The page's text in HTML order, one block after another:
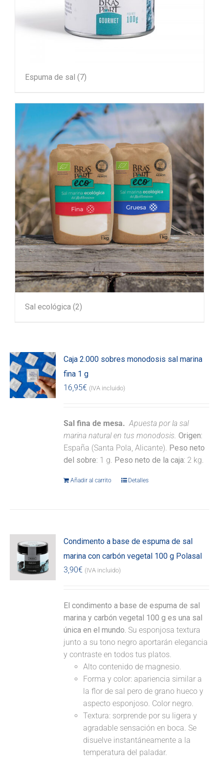
Espuma de sal (7)
Sal ecológica (2)
Caja 2.000 sobres monodosis sal marina
fina 1 g
16,95€ (IVA incluido)
Sal fina de mesa. Apuesta por la sal
marina natural en tus monodosis. Origen:
España (Santa Pola, Alicante). Peso neto
del sobre: 1 g. Peso neto de la caja: 2 kg.
Añadir al carrito Detalles
Condimento a base de espuma de sal
marina con carbón vegetal 100 g Polasal
3,90€ (IVA incluido)
El condimento a base de espuma de sal
marina y carbón vegetal 100 g es una sal
única en el mundo. Su esponjosa textura
junto a su tono negro aportarán elegancia
y contraste en todos tus platos.
Alto contenido de magnesio.
Forma y color: apariencia similar a
la flor de sal pero de grano hueco y
aspecto esponjoso. Color negro.
Textura: sorprende por su ligera y
agradable sensación en boca. Se
disuelve instantáneamente a la
temperatura del paladar.